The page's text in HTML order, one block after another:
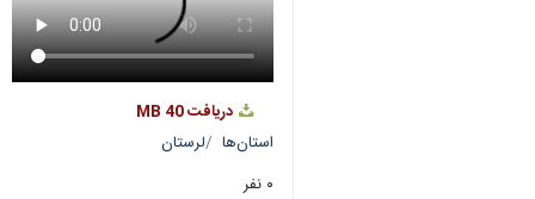
دریافت40 MB
استان‌ها
لرستان
۰ نفر